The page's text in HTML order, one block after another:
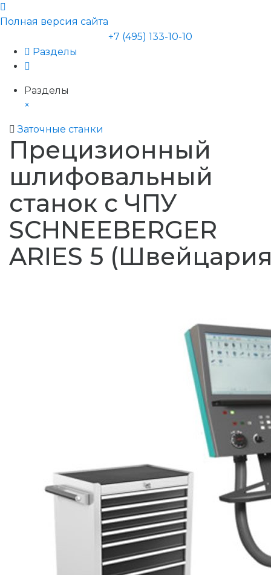
Полная версия сайта
+7 (495) 133-10-10
Разделы
Разделы
×
Заточные станки
Прецизионный
шлифовальный
станок с ЧПУ
SCHNEEBERGER
ARIES 5